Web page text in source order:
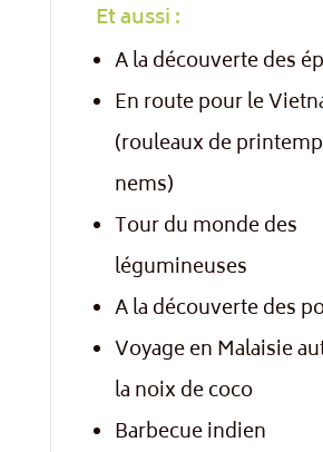
Et aussi :
A la découverte des
En route pour le
(rouleaux de
nems)
Tour du monde des
légumineuses
A la découverte des
Voyage en Malaisie
la noix de coco
Barbecue indien